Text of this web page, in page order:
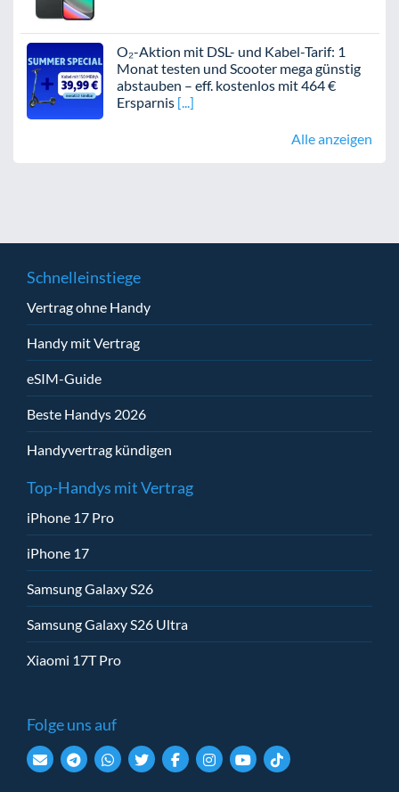
O₂-Aktion mit DSL- und Kabel-Tarif: 1
Monat testen und Scooter mega günstig
abstauben – eff. kostenlos mit 464 €
Ersparnis
Alle anzeigen
Schnelleinstiege
Vertrag ohne Handy
Handy mit Vertrag
eSIM-Guide
Beste Handys 2026
Handyvertrag kündigen
Top-Handys mit Vertrag
iPhone 17 Pro
iPhone 17
Samsung Galaxy S26
Samsung Galaxy S26 Ultra
Xiaomi 17T Pro
Folge uns auf